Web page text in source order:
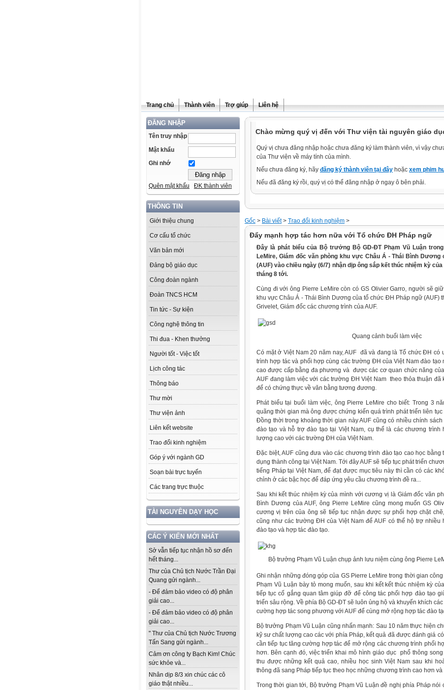
Trang chủ Thành viên Trợ giúp Liên hệ
ĐĂNG NHẬP
Tên truy nhập
Mật khẩu
Ghi nhớ
Quên mật khẩu ĐK thành viên
THÔNG TIN
Giới thiệu chung
Cơ cấu tổ chức
Văn bản mới
Đảng bộ giáo dục
Công đoàn ngành
Đoàn TNCS HCM
Tin tức - Sự kiện
Công nghệ thông tin
Thi đua - Khen thưởng
Người tốt - Việc tốt
Lịch công tác
Thông báo
Thư mời
Thư viện ảnh
Liên kết website
Trao đổi kinh nghiệm
Góp ý với ngành GD
Soạn bài trực tuyến
Các trang trực thuộc
TÀI NGUYÊN DẠY HỌC
CÁC Ý KIẾN MỚI NHẤT
Sở vẫn tiếp tục nhận hồ sơ đến
hết tháng...
Thư của Chủ tịch Nước Trần Đại
Quang gửi ngành...
- Để đảm bảo video có độ phân
giải cao...
- Để đảm bảo video có độ phân
giải cao...
" Thư của Chủ tịch Nước Trương
Tấn Sang gửi ngành...
Cảm ơn công ty Bạch Kim! Chúc
sức khỏe và...
Nhân dịp 8/3 xin chúc các cô
giáo thật nhiều...
Chào mừng quý vị đến với Thư viện tài nguyên giáo
Quý vị chưa đăng nhập hoặc chưa đăng ký làm thành viên, vì vậy
của Thư viện về máy tính của mình.
Nếu chưa đăng ký, hãy đăng ký thành viên tại đây hoặc xem phim
Nếu đã đăng ký rồi, quý vị có thể đăng nhập ở ngay ô bên phải.
Gốc > Bài viết> Trao đổi kinh nghiệm >
Đẩy mạnh hợp tác hơn nữa với Tổ chức ĐH Pháp ngữ
Đây là phát biểu của Bộ trưởng Bộ GD-ĐT Phạm Vũ Luận
LeMire, Giám đốc văn phòng khu vực Châu Á - Thái Bình Dương
(AUF) vào chiều ngày (6/7) nhận dịp ông sắp kết thúc nhiệm kỳ của
tháng 8 tới.
Cùng đi với ông Pierre LeMire còn có GS Olivier Garro, người sẽ
khu vực Châu Á - Thái Bình Dương của tổ chức ĐH Pháp ngữ (AUF)
Grivelet, Giám đốc các chương trình của AUF.
Quang cảnh buổi làm việc
Có mặt ở Việt Nam 20 năm nay, AUF đã và đang là Tổ chức ĐH có
trình hợp tác và phối hợp cùng các trường ĐH của Việt Nam đào tạo
cao được cấp bằng đa phương và được các cơ quan chức năng của
AUF đang làm việc với các trường ĐH Việt Nam theo thỏa thuận đã
để có chứng thực về văn bằng tương đương.
Phát biểu tại buổi làm việc, ông Pierre LeMire cho biết: Trong 3
quãng thời gian mà ông được chứng kiến quá trình phát triển liên tục
Đồng thời trong khoảng thời gian này AUF cũng có nhiều chính sách
đào tạo và hỗ trợ đào tạo tại Việt Nam, cụ thể là các chương trình
lượng cao với các trường ĐH của Việt Nam.
Đặc biệt, AUF cũng đưa vào các chương trình đào tạo cao học bằng
dụng thành công tại Việt Nam. Tới đây AUF sẽ tiếp tục phát triển
tiếng Pháp tại Việt Nam, để đạt được mục tiêu này thì cần có các
chỉnh ở các bậc học để đáp ứng yêu cầu chương trình đề ra...
Sau khi kết thúc nhiệm kỳ của mình với cương vị là Giám đốc văn
Bình Dương của AUF, ông Pierre LeMire cũng mong muốn GS
cương vị trên của ông sẽ tiếp tục nhận được sự phối hợp chặt
cũng như các trường ĐH của Việt Nam để AUF có thể hộ trợ nhiều
đào tạo và hợp tác đào tạo.
Bộ trưởng Phạm Vũ Luận chụp ảnh lưu niệm cùng ông Pierre
Ghi nhận những đóng góp của GS Pierre LeMire trong thời gian
Phạm Vũ Luận bày tỏ mong muốn, sau khi kết kết thúc nhiệm kỳ
tiếp tục cố gắng quan tâm giúp đỡ để công tác phối hợp đào tạo
triển sâu rộng. Về phía Bộ GD-ĐT sẽ luôn ủng hộ và khuyến khích
cường hợp tác song phương với AUF để cùng mở rộng hợp tác đào
Bộ trưởng Phạm Vũ Luận cũng nhấn mạnh: Sau 10 năm thực hiện
kỹ sư chất lượng cao các với phía Pháp, kết quả đã được đánh giá
cần tiếp tục tăng cường hợp tác để mở rộng các chương trình phối
hơn. Bên cạnh đó, việc triển khai mô hình giáo dục phổ thông
thu được những kết quả cao, nhiều học sinh Việt Nam sau khi
thông đã sang Pháp tiếp tục theo học những chương trình cao hơn
Trong thời gian tới, Bộ trưởng Phạm Vũ Luận đề nghị phía Pháp nói